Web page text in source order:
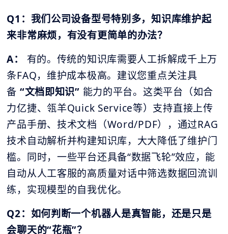
Q1：我们公司设备型号特别多，知识库维护起
来非常麻烦，有没有更简单的办法？
A：
有的。传统的知识库需要人工拆解成千上万
条FAQ，维护成本极高。建议您重点关注具
备 “文档即知识” 能力的平台。这类平台（如合
力亿捷、瓴羊Quick Service等）支持直接上传
产品手册、技术文档（Word/PDF），通过RAG
技术自动解析并构建知识库，大大降低了维护门
槛。同时，一些平台还具备“数据飞轮”效应，能
自动从人工客服的高质量对话中筛选数据回流训
练，实现模型的自我优化。
Q2：如何判断一个机器人是真智能，还是只是
会聊天的“花瓶”？